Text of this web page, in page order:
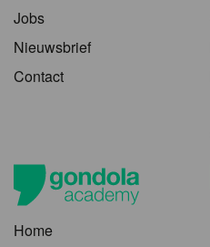
Jobs
Nieuwsbrief
Contact
Home